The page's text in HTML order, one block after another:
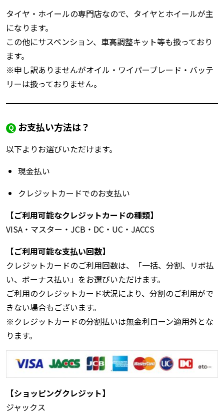
タイヤ・ホイールの専門店なので、タイヤとホイールが主
になります。
この他にサスペンション、車高調整キット等も扱っており
ます。
※申し訳ありませんがオイル・ワイパーブレード・バッテ
リーは扱っておりません。
お支払い方法は？
以下よりお選びいただけます。
現金払い
クレジットカードでのお支払い
【ご利用可能なクレジットカードの種類】
VISA・マスター・JCB・DC・UC・JACCS
【ご利用可能な支払い回数】
クレジットカードのご利用回数は、「一括、分割、リボ払
い、ボーナス払い」をお選びいただけます。
ご利用のクレジットカード状況により、分割のご利用がで
きない場合もございます。
※クレジットカードの分割払いは無金利ローン適用外とな
ります。
【ショッピングクレジット】
ジャックス